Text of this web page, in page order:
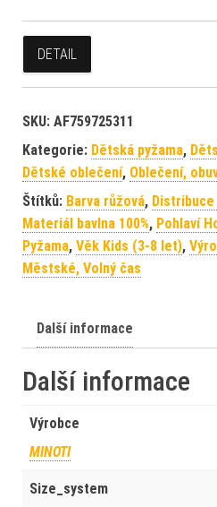
DETAIL
SKU: AF759725311
Kategorie: Dětská pyžama,
Dětské oblečení, Oblečení,
Štítků: Barva růžová, Distribuce
Materiál bavlna 100%, Pohlaví
Pyžama, Věk Kids (3-8 let),
Městské, Volný čas
Další informace
Další informace
Výrobce
MINOTI
Size_system